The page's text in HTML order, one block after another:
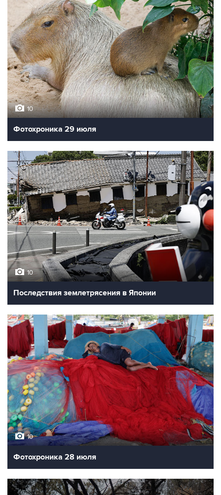
10
Фотохроника 29 июля
10
Последствия землетрясения в Японии
10
Фотохроника 28 июля